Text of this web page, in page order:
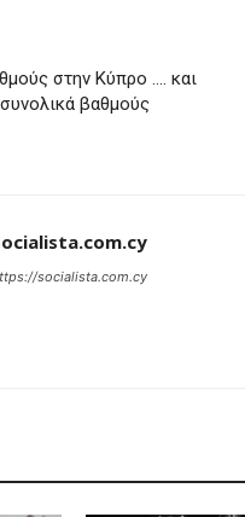
στην Κύπρο …. και
βαθμούς
socialista.com.cy